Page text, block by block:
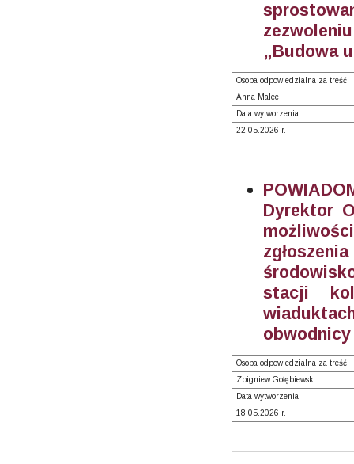
„Budowa
Osoba odpowiedzialna za treść
Anna Malec
Data wytworzenia
22.05.2026 r.
Dyrektor
stacji
Osoba odpowiedzialna za treść
Zbigniew Gołębiewski
Data wytworzenia
18.05.2026 r.